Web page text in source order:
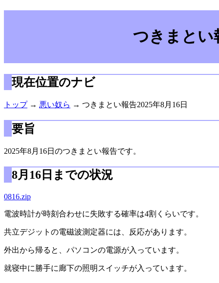
つきまとい
現在位置のナビ
トップ→ 悪い奴ら → つきまとい報告2025年8月16日
要旨
2025年8月16日のつきまとい報告です。
8月16日までの状況
0816.zip
電波時計が時刻合わせに失敗する確率は4割くらいです。
共立デジットの電磁波測定器には、反応があります。
外出から帰ると、パソコンの電源が入っています。
就寝中に勝手に廊下の照明スイッチが入っています。